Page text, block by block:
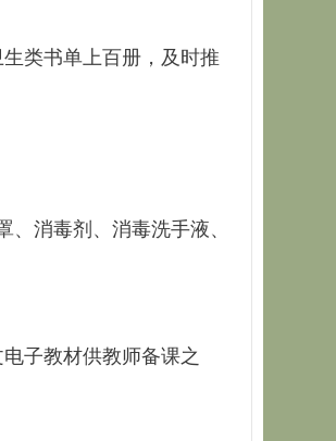
类书单上百册，及时推
消毒剂、消毒洗手液、
子教材供教师备课之